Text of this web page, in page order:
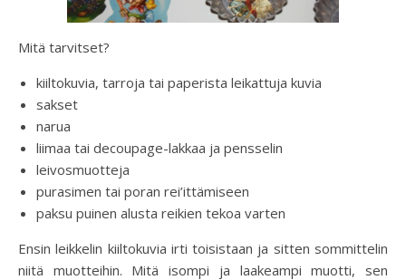
Mitä tarvitset?
kiiltokuvia, tarroja tai paperista leikattuja kuvia
sakset
narua
liimaa tai decoupage-lakkaa ja pensselin
leivosmuotteja
purasimen tai poran rei’ittämiseen
paksu puinen alusta reikien tekoa varten
Ensin leikkelin kiiltokuvia irti toisistaan ja sitten sommittelin
niitä muotteihin. Mitä isompi ja laakeampi muotti, sen